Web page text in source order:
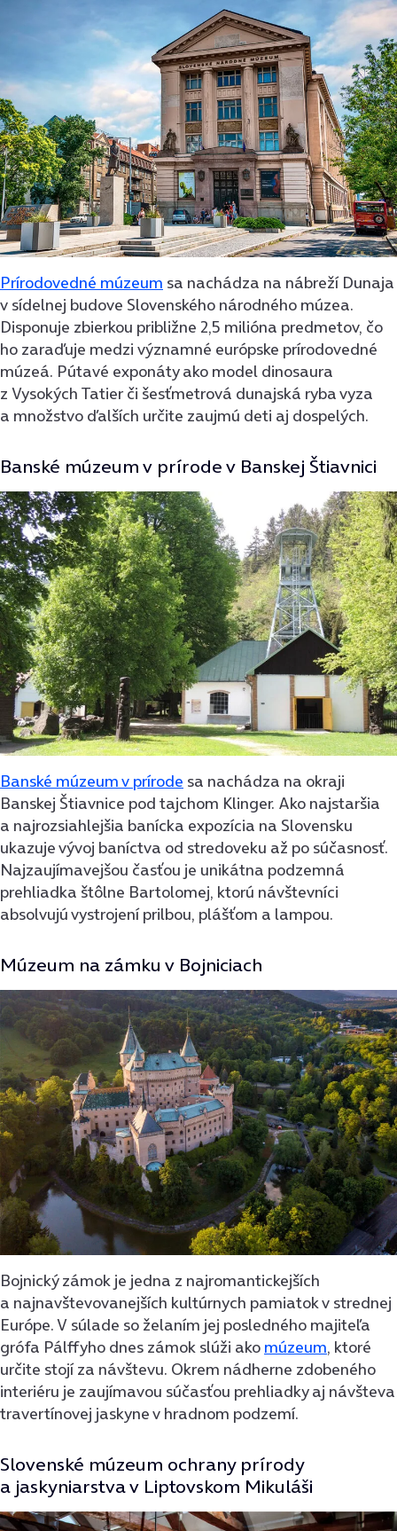
Prírodovedné múzeum sa nachádza na nábreží Dunaja
v sídelnej budove Slovenského národného múzea.
Disponuje zbierkou približne 2,5 milióna predmetov, čo
ho zaraďuje medzi významné európske prírodovedné
múzeá. Pútavé exponáty ako model dinosaura
z Vysokých Tatier či šesťmetrová dunajská ryba vyza
a množstvo ďalších určite zaujmú deti aj dospelých.
Banské múzeum v prírode v Banskej Štiavnici
Banské múzeum v prírode sa nachádza na okraji
Banskej Štiavnice pod tajchom Klinger. Ako najstaršia
a najrozsiahlejšia banícka expozícia na Slovensku
ukazuje vývoj baníctva od stredoveku až po súčasnosť.
Najzaujímavejšou časťou je unikátna podzemná
prehliadka štôlne Bartolomej, ktorú návštevníci
absolvujú vystrojení prilbou, plášťom a lampou.
Múzeum na zámku v Bojniciach
Bojnický zámok je jedna z najromantickejších
a najnavštevovanejších kultúrnych pamiatok v strednej
Európe. V súlade so želaním jej posledného majiteľa
grófa Pálffyho dnes zámok slúži ako múzeum, ktoré
určite stojí za návštevu. Okrem nádherne zdobeného
interiéru je zaujímavou súčasťou prehliadky aj návšteva
travertínovej jaskyne v hradnom podzemí.
Slovenské múzeum ochrany prírody
a jaskyniarstva v Liptovskom Mikuláši